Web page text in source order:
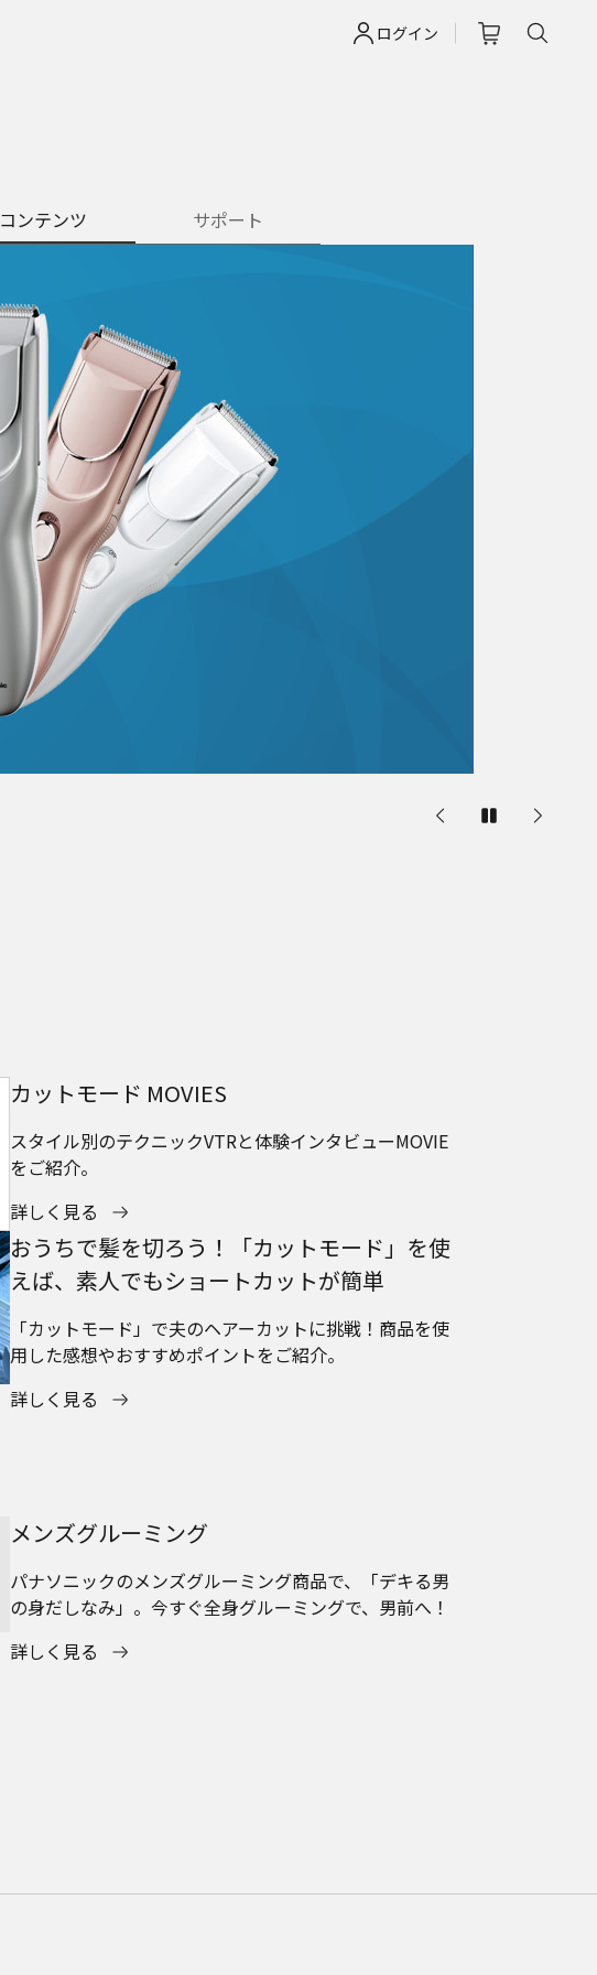
ログイン
コンテンツ サポート
カットモード MOVIES
スタイル別のテクニックVTRと体験インタビューMOVIE
をご紹介。
詳しく見る
おうちで髪を切ろう！「カットモード」を使
えば、素人でもショートカットが簡単
「カットモード」で夫のヘアーカットに挑戦！商品を使
用した感想やおすすめポイントをご紹介。
詳しく見る
メンズグルーミング
パナソニックのメンズグルーミング商品で、「デキる男
の身だしなみ」。今すぐ全身グルーミングで、男前へ！
詳しく見る